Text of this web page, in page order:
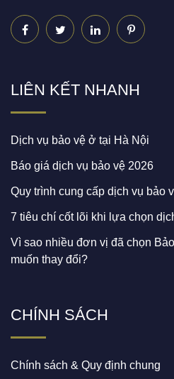
LIÊN KẾT NHANH
Dịch vụ bảo vệ ở tại Hà Nội
Báo giá dịch vụ bảo vệ 2026
Quy trình cung cấp dịch vụ bảo
7 tiêu chí cốt lõi khi lựa chọn
Vì sao nhiều đơn vị đã chọn
muốn thay đổi?
CHÍNH SÁCH
Chính sách & Quy định chung